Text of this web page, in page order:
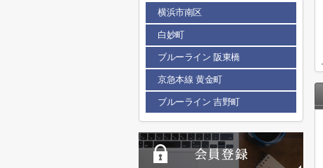
横浜市南区
白妙町
ブルーライン 阪東橋
京急本線 黄金町
ブルーライン 吉野町